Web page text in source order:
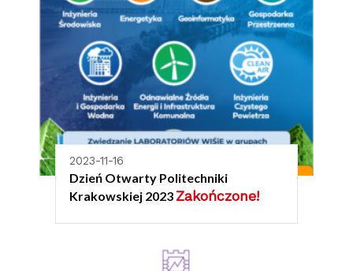
2023-11-16
Dzień Otwarty Politechniki
Krakowskiej 2023 Zakończone!